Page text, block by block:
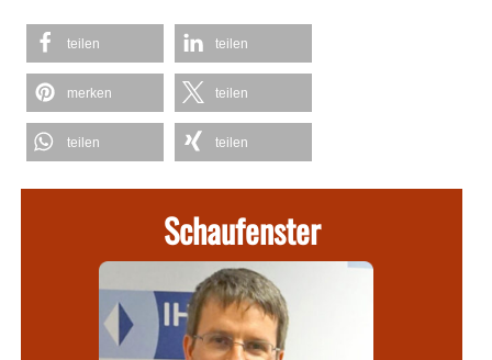
teilen teilen
merken teilen
teilen teilen
Schaufenster